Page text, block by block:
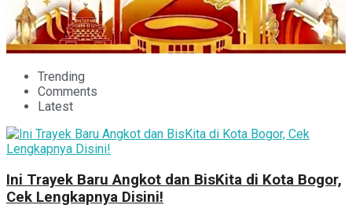
Trending
Comments
Latest
Ini Trayek Baru Angkot dan BisKita di Kota Bogor,
Cek Lengkapnya Disini!